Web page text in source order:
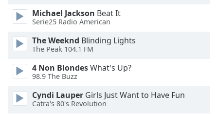
Caption
Area
Color
Opacity
Font
Size
Michael Jackson Beat It
Serie25 Radio American
The Weeknd Blinding Lights
The Peak 104.1 FM
4 Non BlondesWhat's Up?
98.9 The Buzz
Cyndi Lauper Girls Just Want to Have Fun
Catra's 80's Revolution